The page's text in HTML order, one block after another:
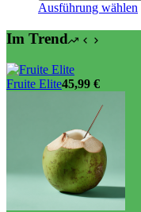
Ausführung wählen
Im Trend
Fruite Elite45,99 €